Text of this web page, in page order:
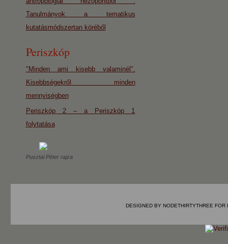
Tanulmányok a tematikus
kutatásmódszertan köréből
Periszkóp
"Minden ami kisebb valaminél".
Kisebbségekről minden
mennyiségben
Periszkóp 2 – a Periszkóp 1
folytatása
Pusztai Péter rajza
DESIGNED BY NODETHIRTYTHREE FOR